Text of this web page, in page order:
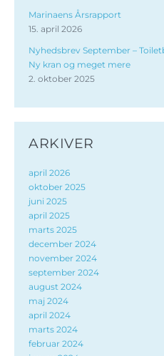
Marinaens Årsrapport
15. april 2026
Nyhedsbrev September –
Ny kran og meget mere
2. oktober 2025
ARKIVER
april 2026
oktober 2025
juni 2025
april 2025
marts 2025
december 2024
november 2024
september 2024
august 2024
maj 2024
april 2024
marts 2024
februar 2024